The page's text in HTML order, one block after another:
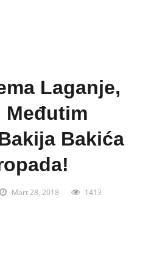
Laganje,
Međutim
Bakića
Mart 28, 2018
1413